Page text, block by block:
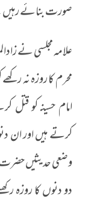
صورت بنائے
علامہ مجلسی نے
محرم کا روزہ نہ
امام حسینـ کو
کرتے ہیں اور ان
وضعی حدیثیں
دو دنوں کا روزہ